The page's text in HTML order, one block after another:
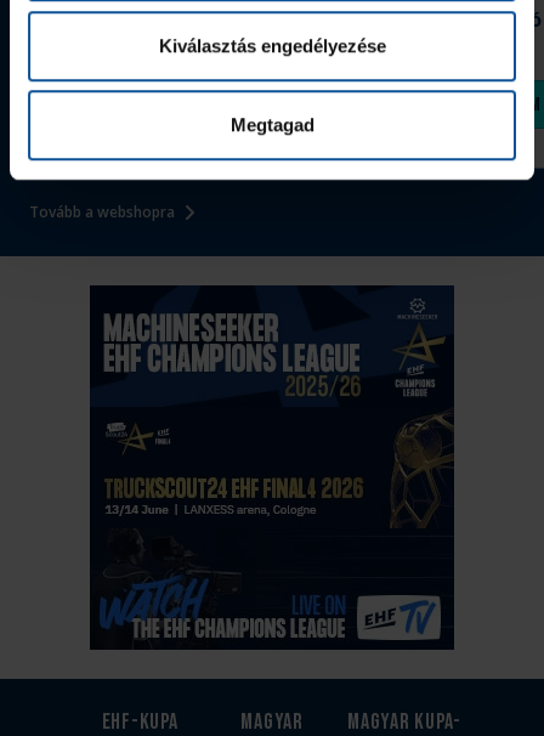
Kiválasztás engedélyezése
Megtagad
Tovább a webshopra
Grafitceruza 25/26
390 Ft
Megvásárolom
EHF-Kupa
Magyar
Magyar kupa-